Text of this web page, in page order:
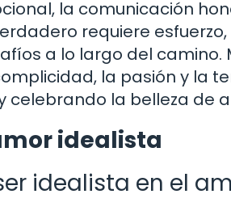
la comunicación
requiere
a lo largo del
la pasión y la
celebrando la belleza de
idealista
idealista en el